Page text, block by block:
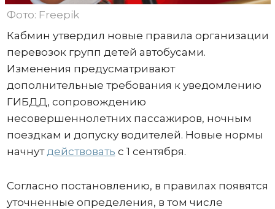
Фото: Freepik
Кабмин утвердил новые правила организации
перевозок групп детей автобусами.
Изменения предусматривают
дополнительные требования к уведомлению
ГИБДД, сопровождению
несовершеннолетних пассажиров, ночным
поездкам и допуску водителей. Новые нормы
начнут действовать с 1 сентября.
Согласно постановлению, в правилах появятся
уточненные определения, в том числе